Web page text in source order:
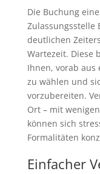
Die Buchung
Zulassungsstelle
deutlichen
Wartezeit. Diese
Ihnen, vorab aus
zu wählen und
vorzubereiten.
Ort – mit
können sich
Formalitäten
Einfacher